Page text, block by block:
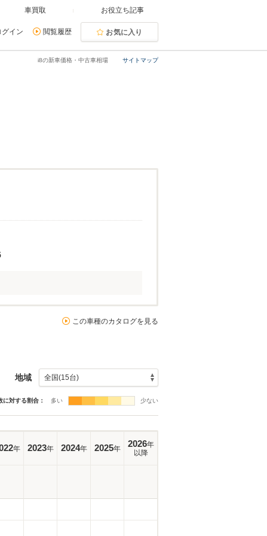
車買取 お役立ち記事
グイン 閲覧履歴 お気に入り
サイトマップ
i8の新車価格・中古車相場
この車種のカタログを見る
地域
に対する割合： 多い 少ない
年 2023年 2024年 2025年 2026年
以降